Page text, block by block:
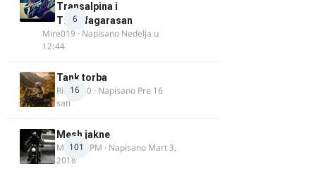
6
Transalpina i
Transfagarasan
Mire019 · Napisano Nedelja u
12:44
16
Tank torba
Rider000 · Napisano Pre 16
sati
101
Mesh jakne
MostarRPM · Napisano Mart 3,
2018